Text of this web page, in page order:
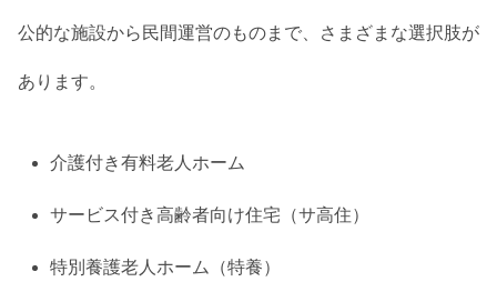
公的な施設から民間運営のものまで、さまざまな選択肢が
あります。
介護付き有料老人ホーム
サービス付き高齢者向け住宅（サ高住）
特別養護老人ホーム（特養）